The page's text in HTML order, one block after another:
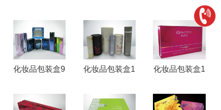
化妆品包装盒9 化妆品包装盒1 化妆品包装盒1